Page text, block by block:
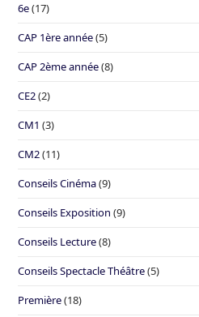
6e(17)
CAP 1ère année(5)
CAP 2ème année(8)
CE2(2)
CM1 (3)
CM2(11)
Conseils Cinéma(9)
Conseils Exposition (9)
Conseils Lecture(8)
Conseils Spectacle Théâtre(5)
Première(18)